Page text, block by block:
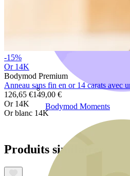
Bodymod Moments
-15%
Or 14K
Bodymod Premium
Anneau sans fin en or 14 carats avec
126,65 €149,00 €
Or 14K
Or blanc 14K
Produits similaires